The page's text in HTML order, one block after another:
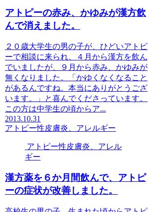
アトピーの赤み、かゆみが漢方飲
んで消えました。
２０歳大学生の男の子が、ひどいアトピ
ーで相談に来られ、４月から漢方を飲ん
でいましたが、９月から赤み、かゆみが
無くなりました。「かゆくなくなること
があるんですね。本当にありがとうござ
います。」と喜んでくださっています。
この方は中学生の頃からア...
2013.10.31
アトピー性皮膚炎、アレルギー
アトピー性皮膚炎、アレル
ギー
漢方薬を６か月間飲んで、アトピ
ーの症状が改善しました。